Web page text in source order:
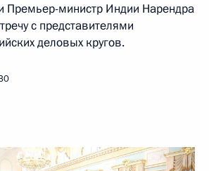
Премьер-министр Индии Нарендра
с представителями
деловых кругов.